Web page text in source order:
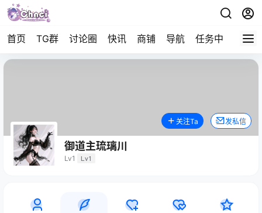
首页 TG群 讨论圈 快讯 商铺 导航 任务中心 帮助
御道主琉璃川
Lv1 Lv1
关注Ta 发私信